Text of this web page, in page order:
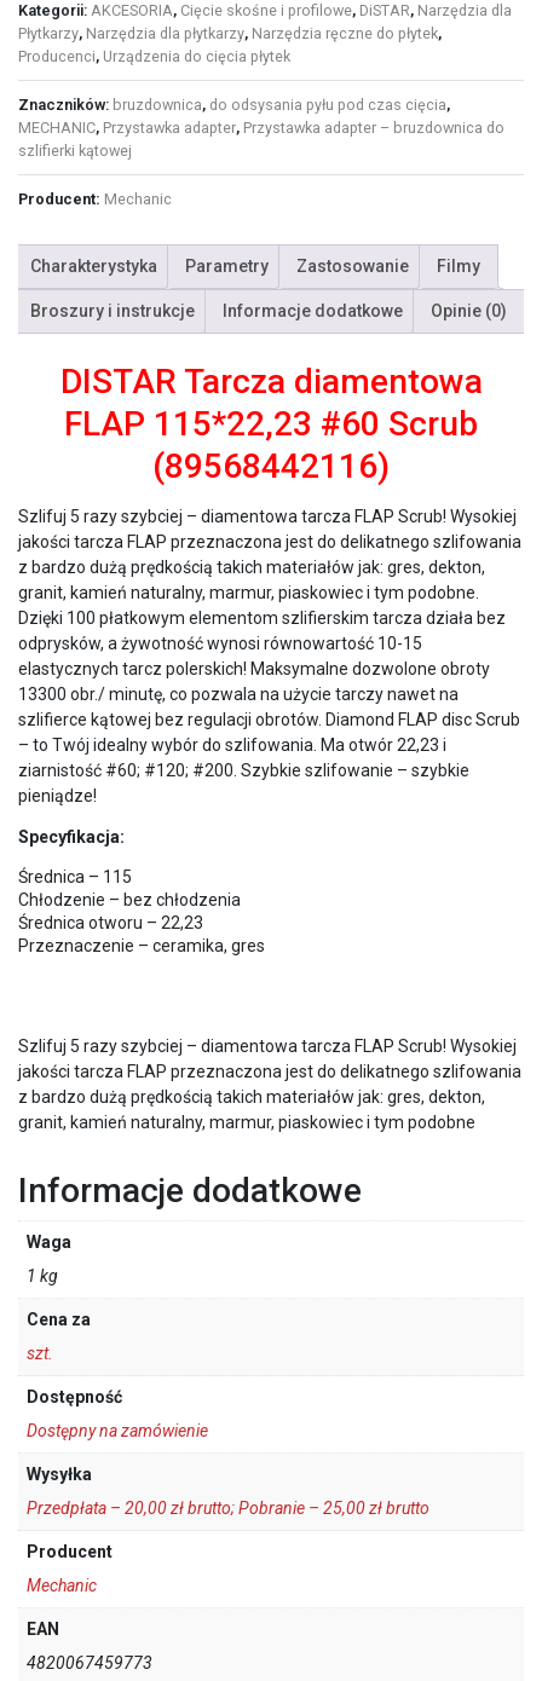
Kategorii: AKCESORIA, Cięcie skośne i profilowe, DiSTAR, Narzędzia dla
Płytkarzy, Narzędzia dla płytkarzy, Narzędzia ręczne do płytek,
Producenci, Urządzenia do cięcia płytek
Znaczników: bruzdownica, do odsysania pyłu pod czas cięcia,
MECHANIC, Przystawka adapter, Przystawka adapter – bruzdownica do
szlifierki kątowej
Producent: Mechanic
Charakterystyka Parametry Zastosowanie Filmy
Broszury i instrukcje Informacje dodatkowe Opinie (0)
DISTAR Tarcza diamentowa
FLAP 115*22,23 #60 Scrub
(89568442116)
Szlifuj 5 razy szybciej – diamentowa tarcza FLAP Scrub! Wysokiej
jakości tarcza FLAP przeznaczona jest do delikatnego szlifowania
z bardzo dużą prędkością takich materiałów jak: gres, dekton,
granit, kamień naturalny, marmur, piaskowiec i tym podobne.
Dzięki 100 płatkowym elementom szlifierskim tarcza działa bez
odprysków, a żywotność wynosi równowartość 10-15
elastycznych tarcz polerskich! Maksymalne dozwolone obroty
13300 obr./ minutę, co pozwala na użycie tarczy nawet na
szlifierce kątowej bez regulacji obrotów. Diamond FLAP disc Scrub
– to Twój idealny wybór do szlifowania. Ma otwór 22,23 i
ziarnistość #60; #120; #200. Szybkie szlifowanie – szybkie
pieniądze!
Specyfikacja:
Średnica – 115
Chłodzenie – bez chłodzenia
Średnica otworu – 22,23
Przeznaczenie – ceramika, gres
Szlifuj 5 razy szybciej – diamentowa tarcza FLAP Scrub! Wysokiej
jakości tarcza FLAP przeznaczona jest do delikatnego szlifowania
z bardzo dużą prędkością takich materiałów jak: gres, dekton,
granit, kamień naturalny, marmur, piaskowiec i tym podobne
Informacje dodatkowe
Waga
1 kg
Cena za
szt.
Dostępność
Dostępny na zamówienie
Wysyłka
Przedpłata – 20,00 zł brutto; Pobranie – 25,00 zł brutto
Producent
Mechanic
EAN
4820067459773